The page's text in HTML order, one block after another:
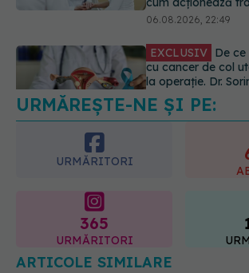
(SANADOR):
chirurgicală, doar
06.08.2026, 20:45
EXCLUSIV Ce
ridurilor. Nu este
spun dermatologii
URMĂREȘTE-NE ȘI PE:
URMĂRITORI
365
URMĂRITORI
ARTICOLE SIMILARE